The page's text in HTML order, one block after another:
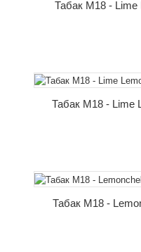
Табак M18 -
Табак M18 - Lime
Табак M18 -